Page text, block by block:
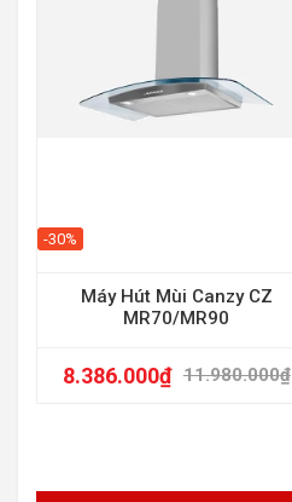
-30%
Máy Hút Mùi Canzy CZ
MR70/MR90
11.980.000₫
8.386.000₫